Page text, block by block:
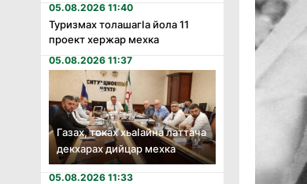
05.08.2026 11:40
Туризмах толашагӏа йола 11
проект хержар мехка
05.08.2026 11:37
Газах, токах хьаӏайна латтача
декхарах дийцар мехка
05.08.2026 11:33